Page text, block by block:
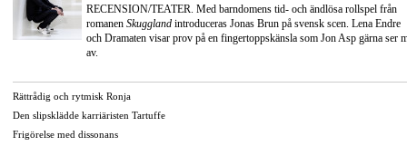
RECENSION/TEATER. Med barndomens tid- och ändlösa rollspel från
romanen Skuggland introduceras Jonas Brun på svensk scen. Lena Endre
och Dramaten visar prov på en fingertoppskänsla som Jon Asp gärna ser
av.
Rättrådig och rytmisk Ronja
Den slipsklädde karriäristen Tartuffe
Frigörelse med dissonans